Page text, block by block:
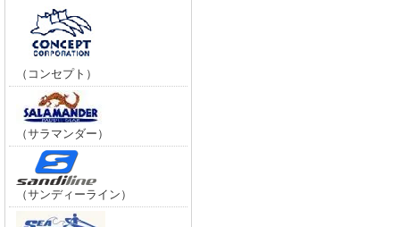
（コンセプト）
（サラマンダー）
（サンディーライン）